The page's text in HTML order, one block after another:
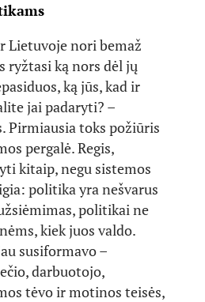
Lietuvoje nori bemaž
ryžtasi ką nors dėl jų
ką jūs, kad ir
jai padaryti? –
Pirmiausia toks požiūris
pergalė. Regis,
kitaip, negu sistemos
politika yra nešvarus
politikai ne
kiek juos valdo.
susiformavo –
darbuotojo,
tėvo ir motinos teisės,